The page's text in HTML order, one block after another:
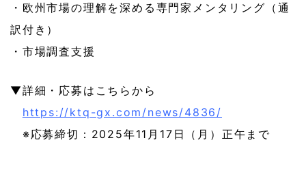
・欧州市場の理解を深める専門家メンタリング（通
訳付き）
・市場調査支援
▼詳細・応募はこちらから
https://ktq-gx.com/news/4836/
※応募締切：2025年11月17日（月）正午まで